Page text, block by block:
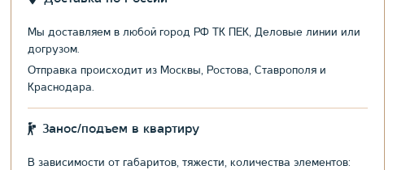
Мы доставляем в любой город РФ ТК ПЕК, Деловые линии или
догрузом.
Отправка происходит из Москвы, Ростова, Ставрополя и
Краснодара.
Занос/подъем в квартиру
В зависимости от габаритов, тяжести, количества элементов: